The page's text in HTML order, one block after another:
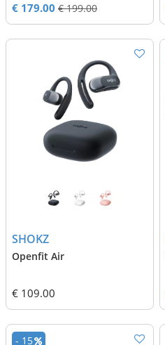
€ 179.00 € 199.00
SHOKZ
Openfit Air
€ 109.00
- 15